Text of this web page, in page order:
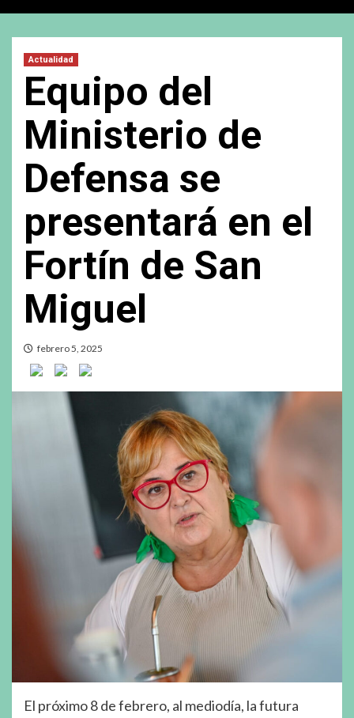
Actualidad
Equipo del
Ministerio de
Defensa se
presentará en el
Fortín de San
Miguel
febrero 5, 2025
El próximo 8 de febrero, al mediodía, la futura